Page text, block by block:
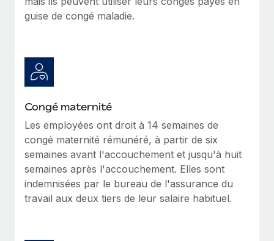
En savoir plus
guise de congé maladie.
Congé maternité
Les employées ont droit à 14 semaines de
congé maternité rémunéré, à partir de six
semaines avant l'accouchement et jusqu'à huit
semaines après l'accouchement. Elles sont
indemnisées par le bureau de l'assurance du
travail aux deux tiers de leur salaire habituel.